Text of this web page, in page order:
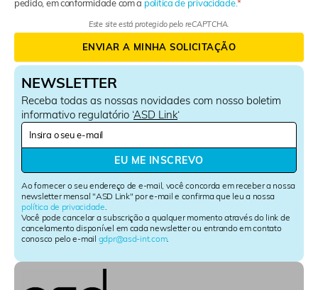
NEWSLETTER
Receba todas as nossas novidades com nosso boletim
informativo regulatório ‘ASD Link‘
N
s
l
e
t
t
e
S
Ao fornecer o seu endereço de e-mail, você concorda em receber a nossa
newsletter mensal "ASD Link" por e-mail e confirma que leu a nossa
política de privacidade
Você pode cancelar a subscrição a qualquer momento através do link de
cancelamento disponível em cada newsletter ou entrando em contato
conosco pelo e-mail gdpr@asd-int.com.
EU ME INSCREVO
pedido, em conformidade com a política de privacidade.
Este site está protegido pelo reCAPTCHA.
ENVIAR A MINHA SOLICITAÇÃO